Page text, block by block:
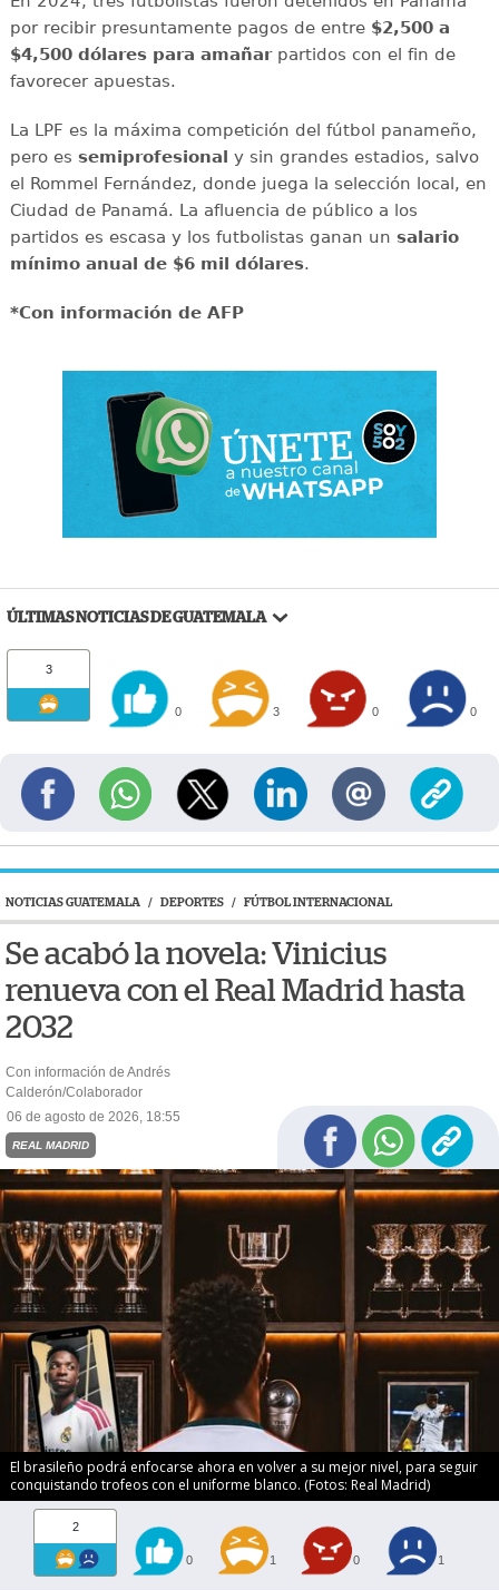
por recibir presuntamente pagos de entre $2,500 a
$4,500 dólares para amañarpartidos con el fin de
favorecer apuestas.
La LPF es la máxima competición del fútbol panameño,
pero es semiprofesional y sin grandes estadios, salvo
el Rommel Fernández, donde juega la selección local, en
Ciudad de Panamá. La afluencia de público a los
partidos es escasa y los futbolistas ganan un salario
mínimo anual de $6 mil dólares.
*Con información de AFP
ÚLTIMAS NOTICIAS DE GUATEMALA
3
0 3 0 0
NOTICIAS GUATEMALA / DEPORTES / FÚTBOL INTERNACIONAL
Se acabó la novela: Vinicius
renueva con el Real Madrid hasta
2032
Con información de Andrés
Calderón/Colaborador
06 de agosto de 2026, 18:55
REAL MADRID
El brasileño podrá enfocarse ahora en volver a su mejor nivel, para seguir
conquistando trofeos con el uniforme blanco. (Fotos: Real Madrid)
2
0 1 0 1